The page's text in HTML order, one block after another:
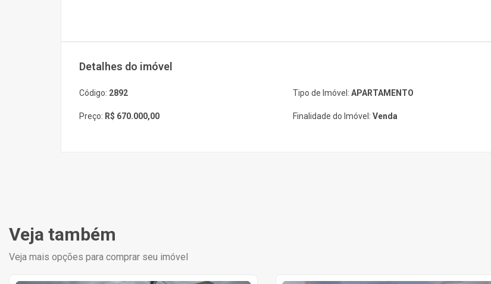
Detalhes do imóvel
Código: 2892
Preço: R$ 670.000,00
Tipo de Imóvel: APARTAMENTO
Finalidade do Imóvel: Venda
Veja também
Veja mais opções para comprar seu imóvel